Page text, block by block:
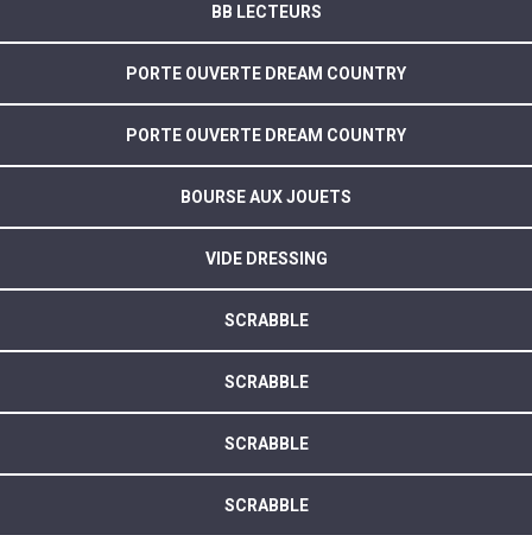
BB LECTEURS
PORTE OUVERTE DREAM COUNTRY
PORTE OUVERTE DREAM COUNTRY
BOURSE AUX JOUETS
VIDE DRESSING
SCRABBLE
SCRABBLE
SCRABBLE
SCRABBLE